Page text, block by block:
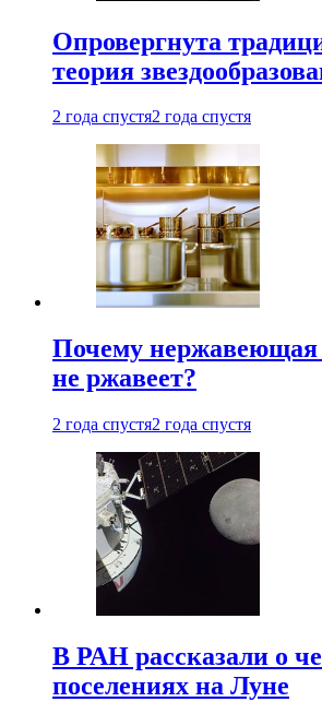
Опровергнута
теория
2 года спустя2 года спустя
Почему нержавеющая
не ржавеет?
2 года спустя2 года спустя
В РАН рассказали о
поселениях на Луне